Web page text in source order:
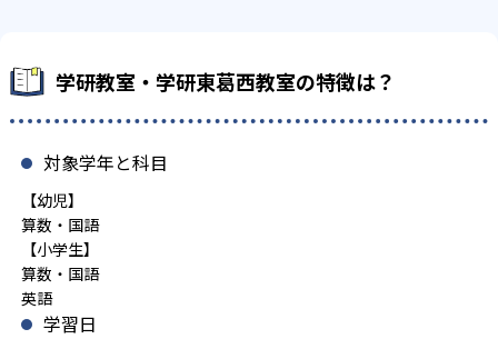
学研教室・学研東葛西教室の特徴は？
対象学年と科目
【幼児】
算数・国語
【小学生】
算数・国語
英語
学習日